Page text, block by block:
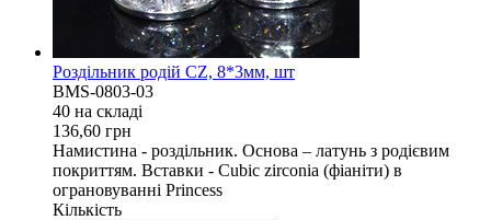
Роздільник родій CZ, 8*3мм, шт
BMS-0803-03
40 на складi
136,60 грн
Намистина - роздільник. Основа – латунь з родієвим
покриттям. Вставки - Cubic zirconia (фіаніти) в
ограновуванні Princess
Кількість